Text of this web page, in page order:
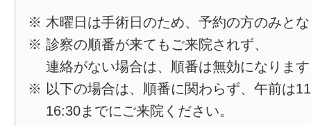
※ 木曜日は手術日のため、予約の方のみと
※ 診察の順番が来てもご来院されず、
連絡がない場合は、順番は無効になりま
※ 以下の場合は、順番に関わらず、午前は
16:30までにご来院ください。